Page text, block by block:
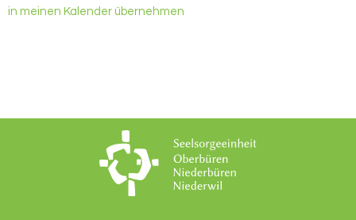
in meinen Kalender übernehmen